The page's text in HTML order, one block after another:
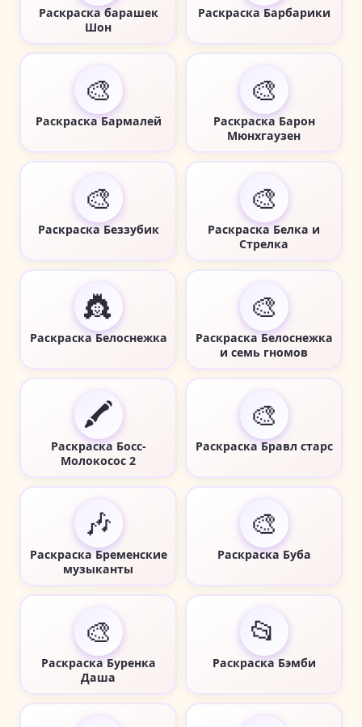
Раскраска барашек
Шон
Раскраска Барбарики
🎨
Раскраска Бармалей
🎨
Раскраска Барон
Мюнхгаузен
🎨
Раскраска Беззубик
🎨
Раскраска Белка и
Стрелка
👸
Раскраска Белоснежка
🎨
Раскраска Белоснежка
и семь гномов
🖍️
Раскраска Босс-
Молокосос 2
🎨
Раскраска Бравл старс
🎶
Раскраска Бременские
музыканты
🎨
Раскраска Буба
🎨
Раскраска Буренка
Даша
📂
Раскраска Бэмби